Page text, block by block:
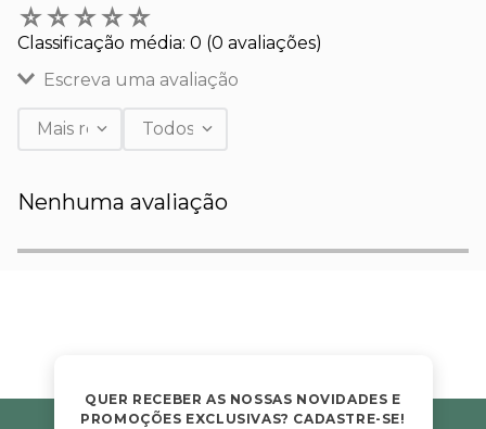
☆☆☆☆☆
Classificação média: 0 (0 avaliações)
Escreva uma avaliação
Título
Mais recentesTodos
Nenhuma avaliação
QUER RECEBER AS NOSSAS NOVIDADES E
PROMOÇÕES EXCLUSIVAS? CADASTRE-SE!